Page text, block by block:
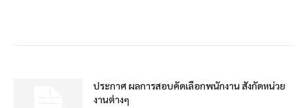
ประกาศ ผลการสอบคัดเลือกพนักงาน สังกัดหน่วย
งานต่างๆ